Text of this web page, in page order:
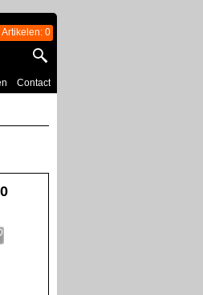
Artikelen: 0
Contact